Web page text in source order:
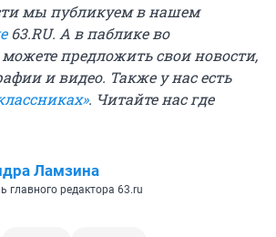
мы публикуем в нашем
63.RU. А в паблике во
предложить свои новости,
и видео. Также у нас есть
. Читайте нас где
Ламзина
главного редактора 63.ru